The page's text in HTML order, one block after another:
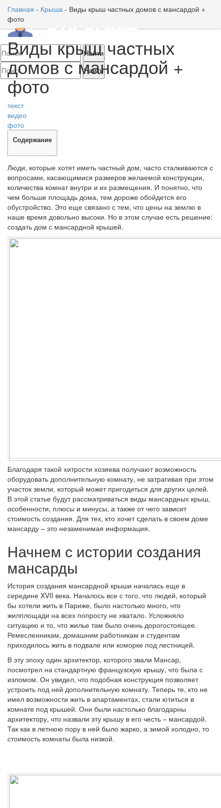
Главная - Крыша - Виды крыш частных домов с мансардой +
фото
Виды крыш частных
домов с мансардой +
фото
текст
видео
фото
Содержание
Люди, которые хотят иметь частный дом, часто сталкиваются с
вопросами, касающимися размеров желаемой конструкции,
количества комнат внутри и их размещения. И понятно, что
чем больше площадь дома, тем дороже обойдется его
обустройство. Это еще связано с тем, что цены на землю в
наше время довольно высоки. Но в этом случае есть решение:
создать дом с мансардной крышей.
Благодаря такой хитрости хозяева получают возможность
оборудовать дополнительную комнату, не затрагивая при этом
участок земли, который может пригодиться для других целей.
В этой статье будут рассматриваться виды мансардных крыш,
особенности, плюсы и минусы, а также от чего зависит
стоимость создания. Для тех, кто хочет сделать в своем доме
мансарду – это незаменимая информация.
Начнем с истории создания
мансарды
История создания мансардной крыши началась еще в
середине XVII века. Началось все с того, что людей, который
бы хотели жить в Париже, было настолько много, что
жилплощади на всех попросту не хватало. Усложняло
ситуацию и то, что жилье там было очень дорогостоящее.
Ремесленникам, домашним работникам и студентам
приходилось жить в подвале или коморке под лестницей.
В эту эпоху один архитектор, которого звали Мансар,
посмотрел на стандартную французскую крышу, что была с
изломом. Он увидел, что подобная конструкция позволяет
устроить под ней дополнительную комнату. Теперь те, кто не
имел возможности жить в апартаментах, стали ютиться в
комнате под крышей. Они были настолько благодарны
архитектору, что назвали эту крышу в его честь – мансардой.
Так как в летнюю пору в ней было жарко, а зимой холодно, то
стоимость комнаты была низкой.